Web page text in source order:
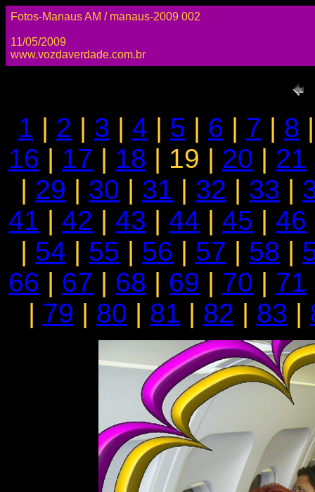
Fotos-Manaus AM / manaus-2009 002
11/05/2009
www.vozdaverdade.com.br
1 | 2 | 3 | 4 | 5 | 6 | 7 | 8
16 | 17 | 18 | 19 | 20 | 21
| 29 | 30 | 31 | 32 | 33 |
41 | 42 | 43 | 44 | 45 | 46
| 54 | 55 | 56 | 57 | 58 |
66 | 67 | 68 | 69 | 70 | 71
| 79 | 80 | 81 | 82 | 83 |